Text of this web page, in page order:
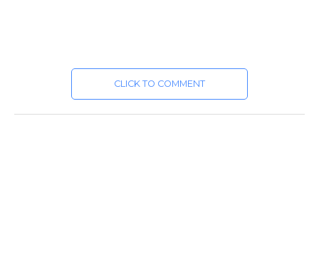
CLICK TO COMMENT